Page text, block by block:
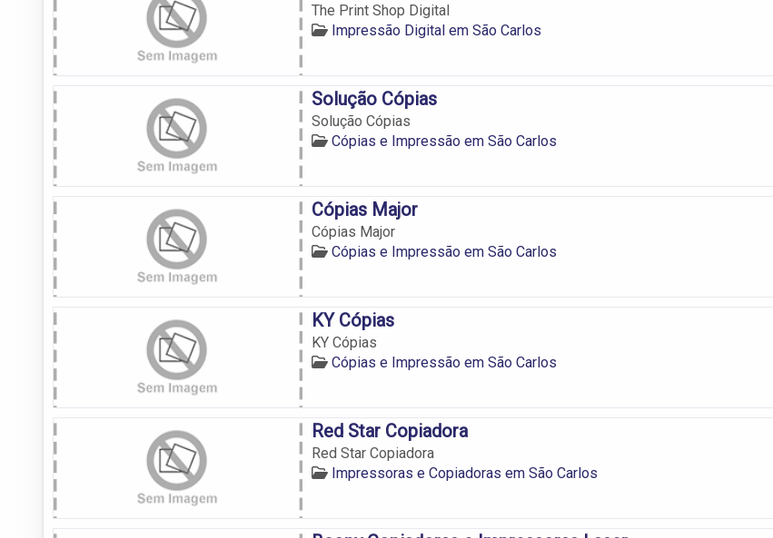
The Print Shop Digital
Impressão Digital em São Carlos
Solução Cópias
Solução Cópias
Cópias e Impressão em São Carlos
Cópias Major
Cópias Major
Cópias e Impressão em São Carlos
KY Cópias
KY Cópias
Cópias e Impressão em São Carlos
Red Star Copiadora
Red Star Copiadora
Impressoras e Copiadoras em São Carlos